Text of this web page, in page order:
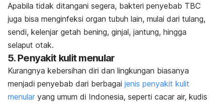
Apabila tidak ditangani segera, bakteri penyebab TBC
juga bisa menginfeksi organ tubuh lain, mulai dari tulang,
sendi, kelenjar getah bening, ginjal, jantung, hingga
selaput otak.
5. Penyakit kulit menular
Kurangnya kebersihan diri dan lingkungan biasanya
menjadi penyebab dari berbagai jenis penyakit kulit
menular yang umum di Indonesia, seperti cacar air, kudis